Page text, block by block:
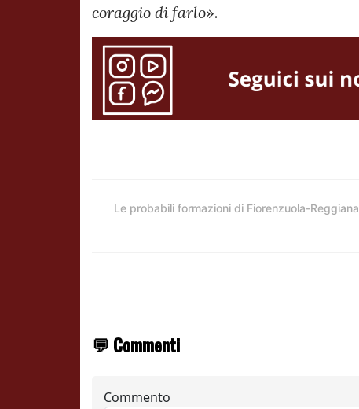
coraggio di farlo».
Le probabili formazioni di Fiorenzuola-Reggiana
💬 Commenti